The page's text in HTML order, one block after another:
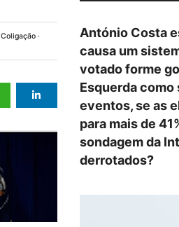
Coligação
António Costa
causa um
votado forme
Esquerda
eventos, se as
para mais de
sondagem da
derrotados?